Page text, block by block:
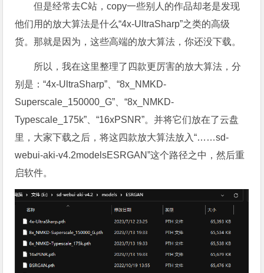
但是经常去C站，copy一些别人的作品却老是发现
他们用的放大算法是什么“4x-UltraSharp”之类的高级
货。那就是因为，这些高端的放大算法，你还没下载。
所以，我在这里整理了四款更厉害的放大算法，分
别是：“4x-UltraSharp”、“8x_NMKD-
Superscale_150000_G”、“8x_NMKD-
Typescale_175k”、“16xPSNR”。并将它们放在了云盘
里，大家下载之后，将这四款放大算法放入“……sd-
webui-aki-v4.2modelsESRGAN”这个路径之中，然后重
启软件。